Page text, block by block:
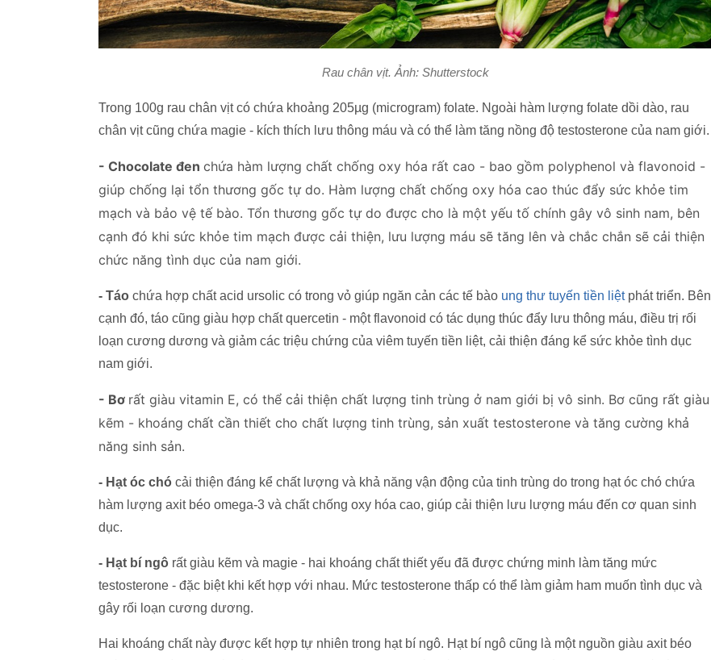
Rau chân vịt. Ảnh: Shutterstock
Trong 100g rau chân vịt có chứa khoảng 205µg (microgram) folate. Ngoài hàm lượng folate dồi dào, rau
chân vịt cũng chứa magie - kích thích lưu thông máu và có thể làm tăng nồng độ testosterone của nam giới.
- Chocolate đen chứa hàm lượng chất chống oxy hóa rất cao - bao gồm polyphenol và flavonoid -
giúp chống lại tổn thương gốc tự do. Hàm lượng chất chống oxy hóa cao thúc đẩy sức khỏe tim
mạch và bảo vệ tế bào. Tổn thương gốc tự do được cho là một yếu tố chính gây vô sinh nam, bên
cạnh đó khi sức khỏe tim mạch được cải thiện, lưu lượng máu sẽ tăng lên và chắc chắn sẽ cải thiện
chức năng tình dục của nam giới.
- Táo chứa hợp chất acid ursolic có trong vỏ giúp ngăn cản các tế bào ung thư tuyến tiền liệtphát triển. Bên
cạnh đó, táo cũng giàu hợp chất quercetin - một flavonoid có tác dụng thúc đẩy lưu thông máu, điều trị rối
loạn cương dương và giảm các triệu chứng của viêm tuyến tiền liệt, cải thiện đáng kể sức khỏe tình dục
nam giới.
- Bơ rất giàu vitamin E, có thể cải thiện chất lượng tinh trùng ở nam giới bị vô sinh. Bơ cũng rất giàu
kẽm - khoáng chất cần thiết cho chất lượng tinh trùng, sản xuất testosterone và tăng cường khả
năng sinh sản.
- Hạt óc chó cải thiện đáng kể chất lượng và khả năng vận động của tinh trùng do trong hạt óc chó chứa
hàm lượng axit béo omega-3 và chất chống oxy hóa cao, giúp cải thiện lưu lượng máu đến cơ quan sinh
dục.
- Hạt bí ngô rất giàu kẽm và magie - hai khoáng chất thiết yếu đã được chứng minh làm tăng mức
testosterone - đặc biệt khi kết hợp với nhau. Mức testosterone thấp có thể làm giảm ham muốn tình dục và
gây rối loạn cương dương.
Hai khoáng chất này được kết hợp tự nhiên trong hạt bí ngô. Hạt bí ngô cũng là một nguồn giàu axit béo